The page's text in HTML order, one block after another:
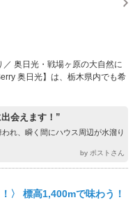
奥日光・戦場ヶ原の大自然に
奥日光】は、栃木県内でも希
会えます！”
れ、瞬く間にハウス周辺が水溜り
by ポストさん
〉 標高1,400mで味わう！